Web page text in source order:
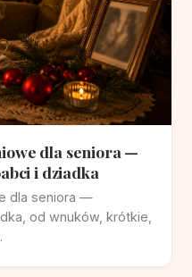
dla seniora —
i dziadka
dla seniora —
od wnuków, krótkie,